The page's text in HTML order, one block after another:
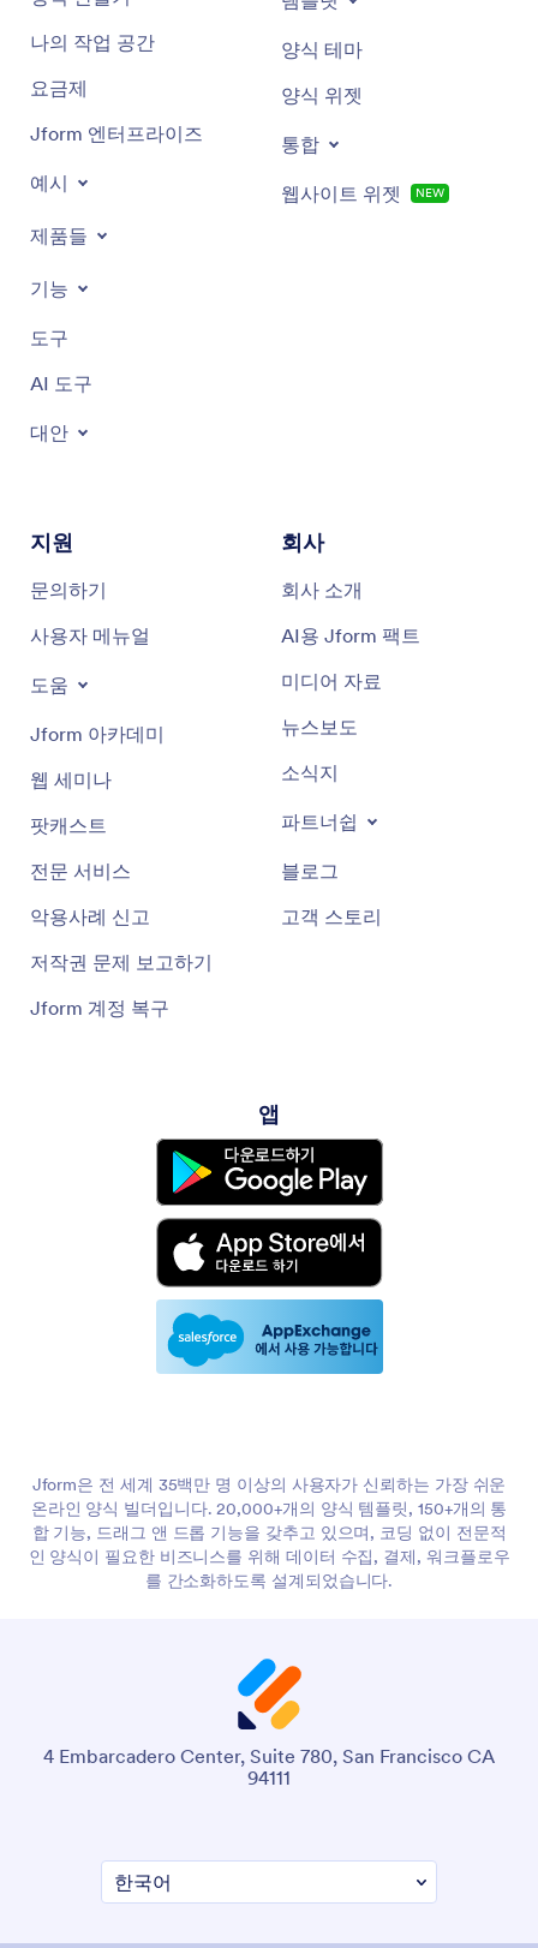
나의 작업 공간
요금제
Jform 엔터프라이즈
예시
제품들
기능
도구
AI 도구
대안
양식 테마
양식 위젯
통합
웹사이트 위젯 NEW
지원
문의하기
사용자 메뉴얼
도움
Jform 아카데미
웹 세미나
팟캐스트
전문 서비스
악용사례 신고
저작권 문제 보고하기
Jform 계정 복구
회사
회사 소개
AI용 Jform 팩트
미디어 자료
뉴스보도
소식지
파트너쉽
블로그
고객 스토리
앱
Jform은 전 세계 35백만 명 이상의 사용자가 신뢰하는 가장 쉬운
온라인 양식 빌더입니다. 20,000+개의 양식 템플릿, 150+개의 통
합 기능, 드래그 앤 드롭 기능을 갖추고 있으며, 코딩 없이 전문적
인 양식이 필요한 비즈니스를 위해 데이터 수집, 결제, 워크플로우
를 간소화하도록 설계되었습니다.
4 Embarcadero Center, Suite 780, San Francisco CA
94111